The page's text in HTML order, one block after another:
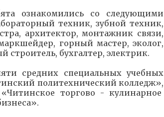
ознакомились со следующими
техник, зубной техник,
архитектор, монтажник связи,
горный мастер, эколог,
строитель, бухгалтер, электрик.
средних специальных учебных
политехнический колледж»,
торгово - кулинарное